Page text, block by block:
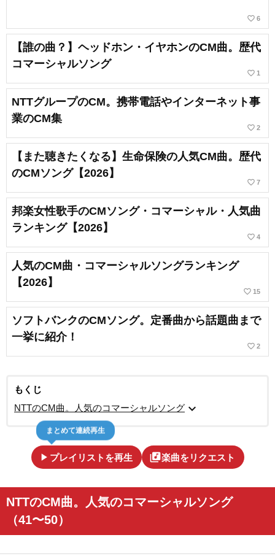
favorite_border 6
【誰の曲？】ヘッドホン・イヤホンのCM曲。歴代
コマーシャルソング
favorite_border 1
NTTグループのCM。携帯電話やインターネット事
業のCM集
favorite_border 2
【また聴きたくなる】生命保険の人気CM曲。歴代
のCMソング【2026】
favorite_border 7
邦楽女性歌手のCMソング・コマーシャル・人気曲
ランキング【2026】
favorite_border 4
人気のCM曲・コマーシャルソングランキング
【2026】
favorite_border 15
ソフトバンクのCMソング。定番曲から話題曲まで
一挙に紹介！
favorite_border 2
もくじ
NTTのCM曲。人気のコマーシャルソング expand_more
play_arrow プレイリストを再生
まとめて連続再生
library_music楽曲をリクエスト
NTTのCM曲。人気のコマーシャルソング
（41〜50）